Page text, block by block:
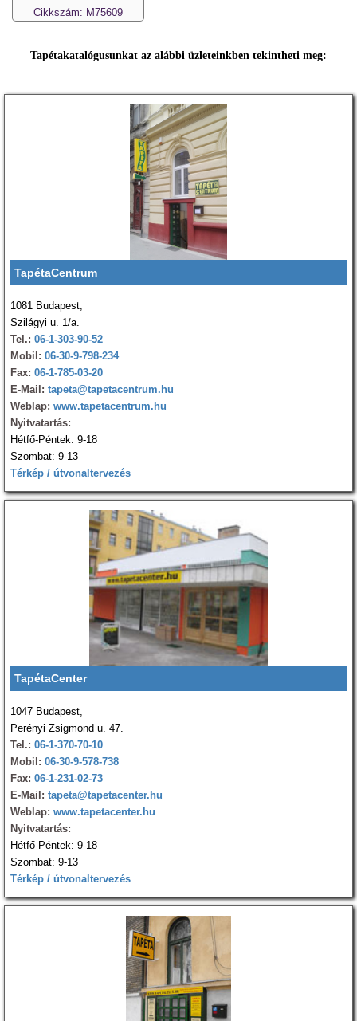
Cikkszám: M75609
Tapétakatalógusunkat az alábbi üzleteinkben tekintheti meg:
TapétaCentrum
1081 Budapest,
Szilágyi u. 1/a.
Tel.: 06-1-303-90-52
Mobil: 06-30-9-798-234
Fax: 06-1-785-03-20
E-Mail: tapeta@tapetacentrum.hu
Weblap: www.tapetacentrum.hu
Nyitvatartás:
Hétfő-Péntek: 9-18
Szombat: 9-13
Térkép / útvonaltervezés
TapétaCenter
1047 Budapest,
Perényi Zsigmond u. 47.
Tel.: 06-1-370-70-10
Mobil: 06-30-9-578-738
Fax: 06-1-231-02-73
E-Mail: tapeta@tapetacenter.hu
Weblap: www.tapetacenter.hu
Nyitvatartás:
Hétfő-Péntek: 9-18
Szombat: 9-13
Térkép / útvonaltervezés